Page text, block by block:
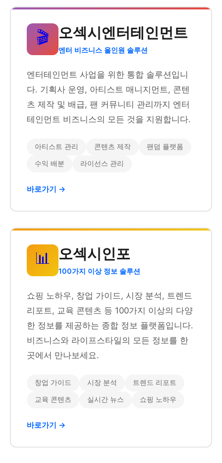
🎬 오섹시엔터테인먼트
엔터 비즈니스 올인원 솔루션
엔터테인먼트 사업을 위한 통합 솔루션입니
다. 기획사 운영, 아티스트 매니지먼트, 콘텐
츠 제작 및 배급, 팬 커뮤니티 관리까지 엔터
테인먼트 비즈니스의 모든 것을 지원합니다.
아티스트 관리 콘텐츠 제작 팬덤 플랫폼
수익 배분 라이선스 관리
바로가기 →
📊 오섹시인포
100가지 이상 정보 솔루션
쇼핑 노하우, 창업 가이드, 시장 분석, 트렌드
리포트, 교육 콘텐츠 등 100가지 이상의 다양
한 정보를 제공하는 종합 정보 플랫폼입니다.
비즈니스와 라이프스타일의 모든 정보를 한
곳에서 만나보세요.
창업 가이드 시장 분석 트렌드 리포트
교육 콘텐츠 실시간 뉴스 쇼핑 노하우
바로가기 →